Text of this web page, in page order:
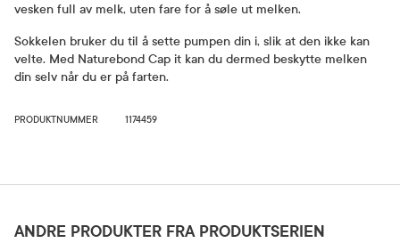
vesken full av melk, uten fare for å søle ut melken.
Sokkelen bruker du til å sette pumpen din i, slik at den ikke kan
velte. Med Naturebond Cap it kan du dermed beskytte melken
din selv når du er på farten.
PRODUKTNUMMER 1174459
ANDRE PRODUKTER FRA PRODUKTSERIEN